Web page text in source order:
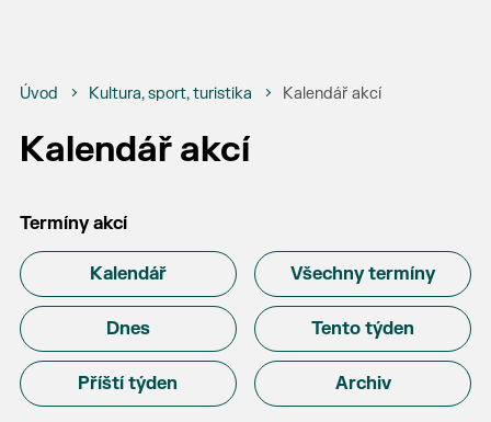
Úvod Kultura, sport, turistika Kalendář akcí
Kalendář akcí
Termíny akcí
Kalendář Všechny termíny
Dnes Tento týden
Příští týden Archiv